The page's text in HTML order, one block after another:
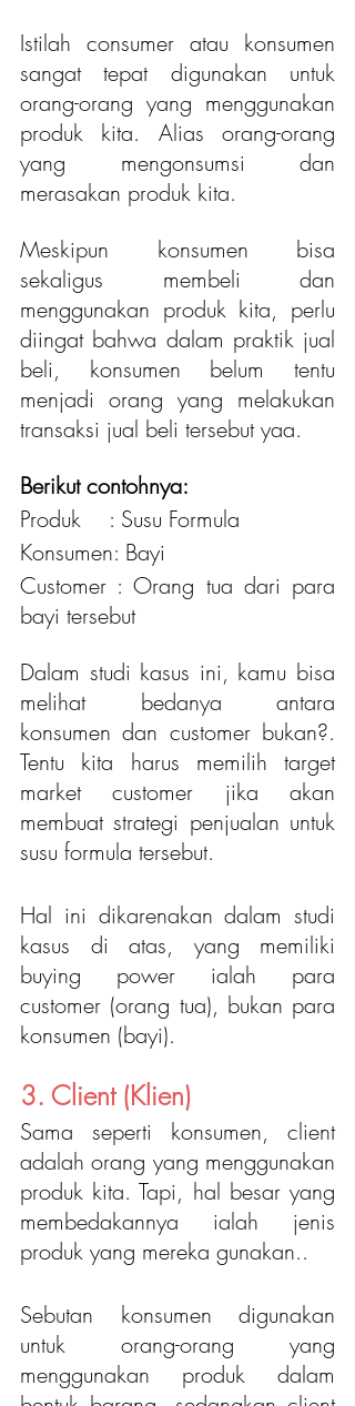
Istilah consumer atau konsumen
sangat tepat digunakan untuk
orang-orang yang menggunakan
produk kita. Alias orang-orang
yang mengonsumsi dan
merasakan produk kita.
Meskipun konsumen bisa
sekaligus membeli dan
menggunakan produk kita, perlu
diingat bahwa dalam praktik jual
beli, konsumen belum tentu
menjadi orang yang melakukan
transaksi jual beli tersebut yaa.
Berikut contohnya:
Produk	: Susu Formula
Konsumen: Bayi
Customer : Orang tua dari para
bayi tersebut
Dalam studi kasus ini, kamu bisa
melihat bedanya antara
konsumen dan customer bukan?.
Tentu kita harus memilih target
market customer jika akan
membuat strategi penjualan untuk
susu formula tersebut.
Hal ini dikarenakan dalam studi
kasus di atas, yang memiliki
buying power ialah para
customer (orang tua), bukan para
konsumen (bayi).
3. Client (Klien)
Sama seperti konsumen, client
adalah orang yang menggunakan
produk kita. Tapi, hal besar yang
membedakannya ialah jenis
produk yang mereka gunakan..
Sebutan konsumen digunakan
untuk orang-orang yang
menggunakan produk dalam